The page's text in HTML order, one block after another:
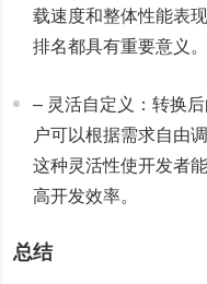
载速度和整体性能表
排名都具有重要意义。
– 灵活自定义：转换
户可以根据需求自由
这种灵活性使开发者
高开发效率。
总结